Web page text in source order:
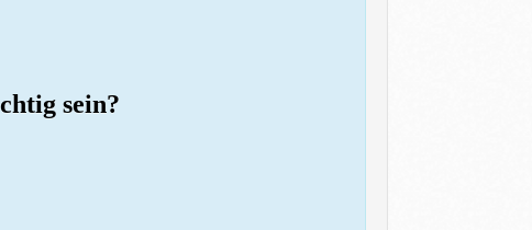
sein?